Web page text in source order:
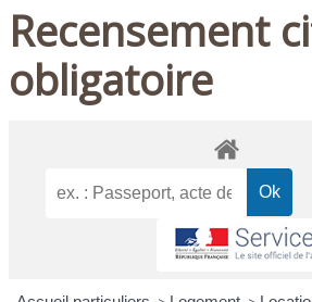
Recensement
obligatoire